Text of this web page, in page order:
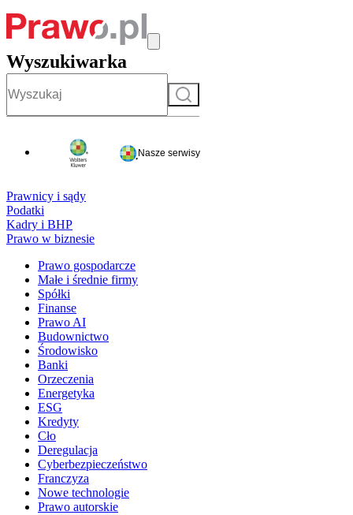
Wyszukiwarka
Szukaj
Nasze serwisy
Prawnicy i sądy
Podatki
Kadry i BHP
Prawo w biznesie
Prawo gospodarcze
Małe i średnie firmy
Spółki
Finanse
Prawo AI
Budownictwo
Środowisko
Banki
Orzeczenia
Energetyka
ESG
Kredyty
Cło
Deregulacja
Cyberbezpieczeństwo
Franczyza
Nowe technologie
Prawo autorskie